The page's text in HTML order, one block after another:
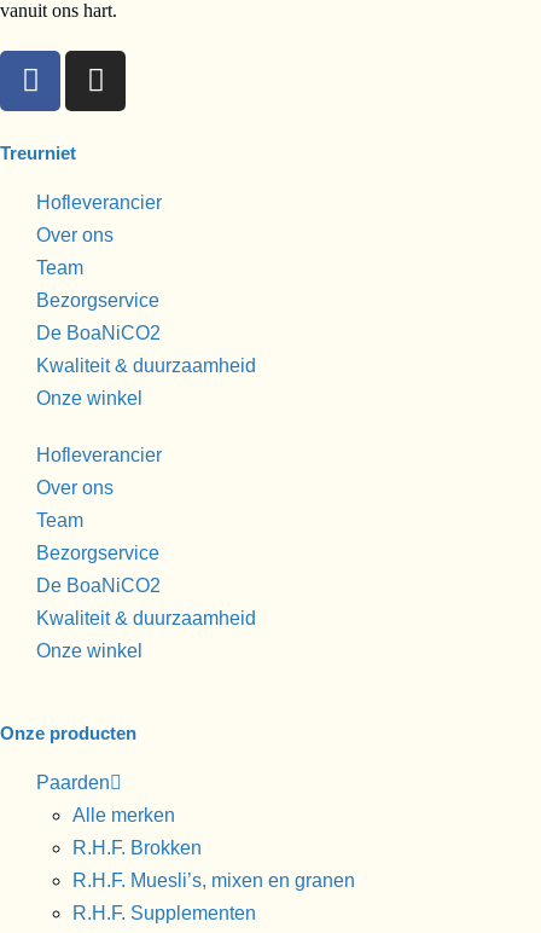
vanuit ons hart.
Treurniet
Hofleverancier
Over ons
Team
Bezorgservice
De BoaNiCO2
Kwaliteit & duurzaamheid
Onze winkel
Hofleverancier
Over ons
Team
Bezorgservice
De BoaNiCO2
Kwaliteit & duurzaamheid
Onze winkel
Onze producten
Paarden
Alle merken
R.H.F. Brokken
R.H.F. Muesli’s, mixen en granen
R.H.F. Supplementen